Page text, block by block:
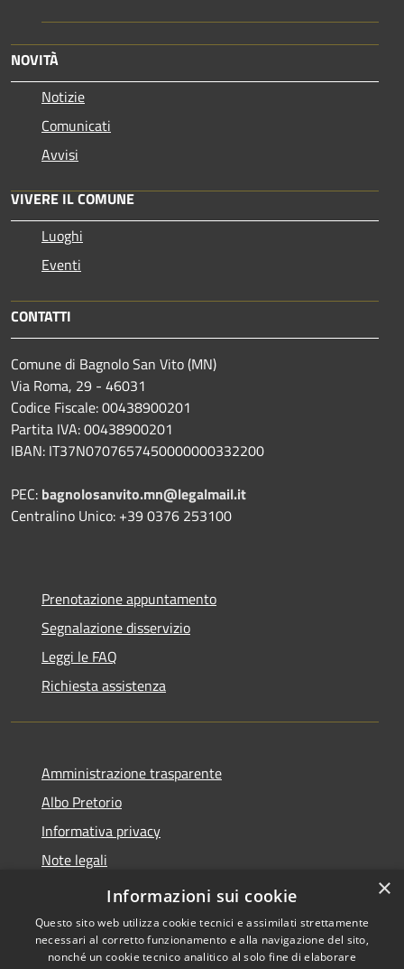
NOVITÀ
Notizie
Comunicati
Avvisi
VIVERE IL COMUNE
Luoghi
Eventi
CONTATTI
Comune di Bagnolo San Vito (MN)
Via Roma, 29 - 46031
Codice Fiscale: 00438900201
Partita IVA: 00438900201
IBAN: IT37N0707657450000000332200
PEC: bagnolosanvito.mn@legalmail.it
Centralino Unico: +39 0376 253100
Prenotazione appuntamento
Segnalazione disservizio
Leggi le FAQ
Richiesta assistenza
Amministrazione trasparente
Albo Pretorio
Informativa privacy
Note legali
Dichiarazione di accessibilità
×
Informazioni sui cookie
Questo sito web utilizza cookie tecnici e assimilati strettamente
necessari al corretto funzionamento e alla navigazione del sito,
nonché un cookie tecnico analitico al solo fine di elaborare